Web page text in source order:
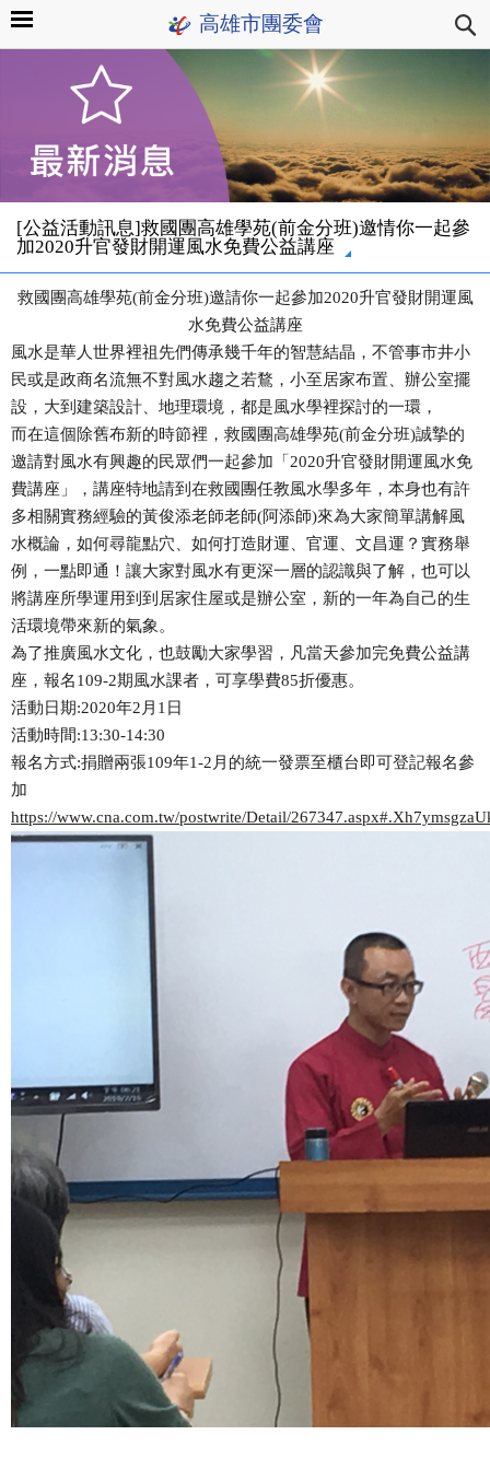
高雄市團委會
[公益活動訊息]救國團高雄學苑(前金分班)邀情你一起參
加2020升官發財開運風水免費公益講座
救國團高雄學苑(前金分班)邀請你一起參加2020升官發財開運風
水免費公益講座
風水是華人世界裡祖先們傳承幾千年的智慧結晶，不管事市井小
民或是政商名流無不對風水趨之若鶩，小至居家布置、辦公室擺
設，大到建築設計、地理環境，都是風水學裡探討的一環，
而在這個除舊布新的時節裡，救國團高雄學苑(前金分班)誠摯的
邀請對風水有興趣的民眾們一起參加「2020升官發財開運風水免
費講座」，講座特地請到在救國團任教風水學多年，本身也有許
多相關實務經驗的黃俊添老師老師(阿添師)來為大家簡單講解風
水概論，如何尋龍點穴、如何打造財運、官運、文昌運？實務舉
例，一點即通！讓大家對風水有更深一層的認識與了解，也可以
將講座所學運用到到居家住屋或是辦公室，新的一年為自己的生
活環境帶來新的氣象。
為了推廣風水文化，也鼓勵大家學習，凡當天參加完免費公益講
座，報名109-2期風水課者，可享學費85折優惠。
活動日期:2020年2月1日
活動時間:13:30-14:30
報名方式:捐贈兩張109年1-2月的統一發票至櫃台即可登記報名參
加
https://www.cna.com.tw/postwrite/Detail/